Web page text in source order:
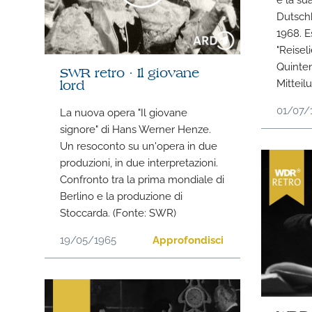
1968.
01/07/
SWR retro · Il giovane
lord
La nuova opera "Il giovane
signore" di Hans Werner Henze.
Un resoconto su un'opera in due
produzioni, in due interpretazioni.
Confronto tra la prima mondiale di
Berlino e la produzione di
Stoccarda. (Fonte: SWR)
19/05/1965
Approfondisci